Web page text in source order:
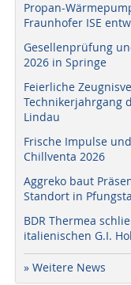
Propan-
Fraunhofer ISE
Gesellenprüfung
2026 in Springe
Feierliche
Technikerjahrgang
Lindau
Frische Impulse
Chillventa 2026
Aggreko baut
Standort in
BDR Thermea
italienischen G.I.
» Weitere News